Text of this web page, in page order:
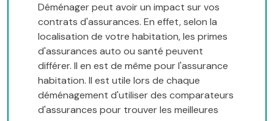
Déménager peut avoir un impact sur vos
contrats d'assurances. En effet, selon la
localisation de votre habitation, les primes
d'assurances auto ou santé peuvent
différer. Il en est de même pour l'assurance
habitation. Il est utile lors de chaque
déménagement d'utiliser des comparateurs
d'assurances pour trouver les meilleures